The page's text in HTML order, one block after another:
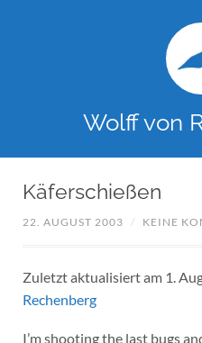
Wolff von
Käferschießen
22. AUGUST 2003 / KEINE
Zuletzt aktualisiert am 1.
Rechenberg
I’m shooting the last bugs